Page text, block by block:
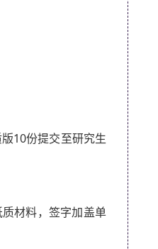
10份提交至研究生
材料，签字加盖单